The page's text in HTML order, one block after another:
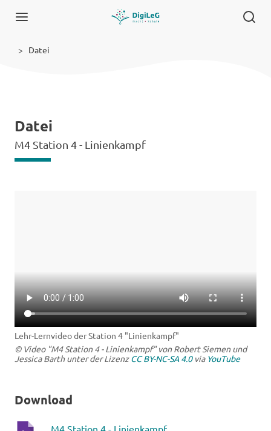
Datei
Datei
M4 Station 4 - Linienkampf
Lehr-Lernvideo der Station 4 "Linienkampf"
© Video "M4 Station 4 - Linienkampf" von Robert Siemen und
Jessica Barth unter der LizenzCC BY-NC-SA 4.0via YouTube
Download
M4 Station 4 - Linienkampf